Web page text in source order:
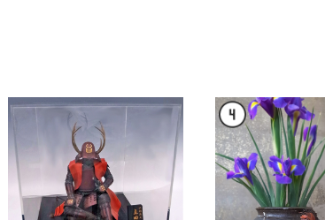
Craft
Watch